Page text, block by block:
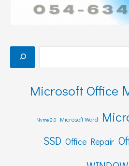
Microsoft Office
Microsoft Word
Nvme 2.0
Office Repair
SSD